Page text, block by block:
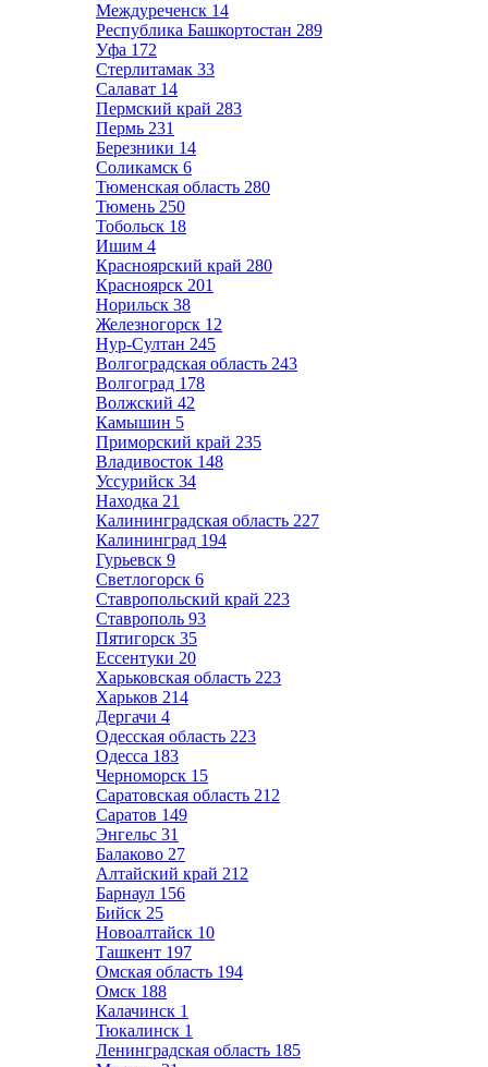
Междуреченск 14
Республика Башкортостан 289
Уфа 172
Стерлитамак 33
Салават 14
Пермский край 283
Пермь 231
Березники 14
Соликамск 6
Тюменская область 280
Тюмень 250
Тобольск 18
Ишим 4
Красноярский край 280
Красноярск 201
Норильск 38
Железногорск 12
Нур-Султан 245
Волгоградская область 243
Волгоград 178
Волжский 42
Камышин 5
Приморский край 235
Владивосток 148
Уссурийск 34
Находка 21
Калининградская область 227
Калининград 194
Гурьевск 9
Светлогорск 6
Ставропольский край 223
Ставрополь 93
Пятигорск 35
Ессентуки 20
Харьковская область 223
Харьков 214
Дергачи 4
Одесская область 223
Одесса 183
Черноморск 15
Саратовская область 212
Саратов 149
Энгельс 31
Балаково 27
Алтайский край 212
Барнаул 156
Бийск 25
Новоалтайск 10
Ташкент 197
Омская область 194
Омск 188
Калачинск 1
Тюкалинск 1
Ленинградская область 185